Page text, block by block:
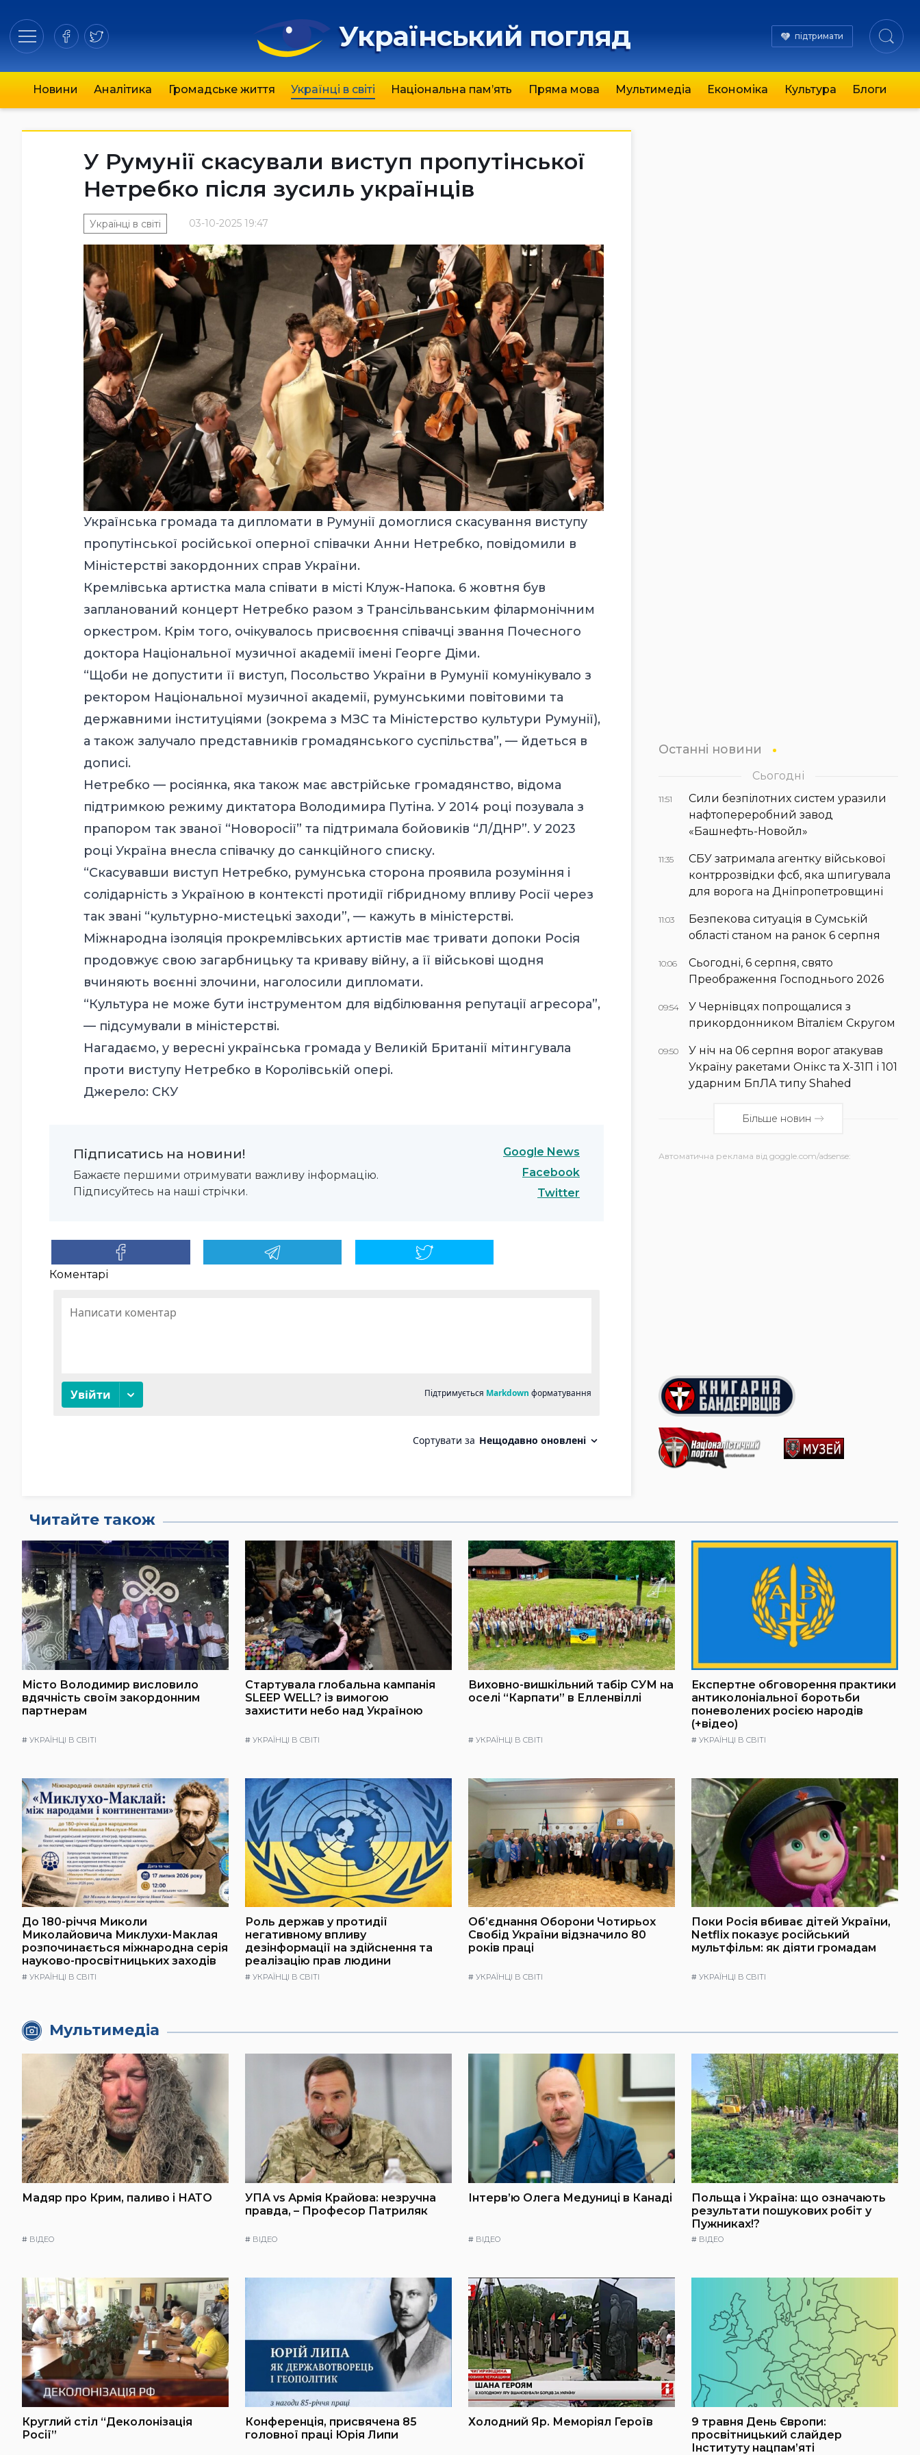
Український погляд підтримати
Новини Аналітика Громадське життя Українці в світі Національна пам’ять Пряма мова Мультимедіа Економіка Культура Блоги
У Румунії скасували виступ пропутінської
Нетребко після зусиль українців
03-10-2025 19:47
Українці в світі
Українська громада та дипломати в Румунії домоглися скасування виступу
пропутінської російської оперної співачки Анни Нетребко, повідомили в
Міністерстві закордонних справ України.
Кремлівська артистка мала співати в місті Клуж-Напока. 6 жовтня був
запланований концерт Нетребко разом з Трансільванським філармонічним
оркестром. Крім того, очікувалось присвоєння співачці звання Почесного
доктора Національної музичної академії імені Георге Діми.
“Щоби не допустити її виступ, Посольство України в Румунії комунікувало з
ректором Національної музичної академії, румунськими повітовими та
державними інституціями (зокрема з МЗС та Міністерство культури Румунії),
а також залучало представників громадянського суспільства”, — йдеться в
дописі.
Нетребко — росіянка, яка також має австрійське громадянство, відома
підтримкою режиму диктатора Володимира Путіна. У 2014 році позувала з
прапором так званої “Новоросії” та підтримала бойовиків “Л/ДНР”. У 2023
році Україна внесла співачку до санкційного списку.
“Скасувавши виступ Нетребко, румунська сторона проявила розуміння і
солідарність з Україною в контексті протидії гібридному впливу Росії через
так звані “культурно-мистецькі заходи”, — кажуть в міністерстві.
Міжнародна ізоляція прокремлівських артистів має тривати допоки Росія
продовжує свою загарбницьку та криваву війну, а її військові щодня
вчиняють воєнні злочини, наголосили дипломати.
“Культура не може бути інструментом для відбілювання репутації агресора”,
— підсумували в міністерстві.
Нагадаємо, у вересні українська громада у Великій Британії мітингувала
проти виступу Нетребко в Королівській опері.
Джерело: СКУ
Підписатись на новини!
Бажаєте першими отримувати важливу інформацію.
Підписуйтесь на наші стрічки.
Google News
Facebook
Twitter
Коментарі
Останні новини
Сьогодні
11:51
Сили безпілотних систем уразили
нафтопереробний завод
«Башнефть-Новойл»
11:35
СБУ затримала агентку військової
контррозвідки фсб, яка шпигувала
для ворога на Дніпропетровщині
11:03
Безпекова ситуація в Сумській
області станом на ранок 6 серпня
10:06
Сьогодні, 6 серпня, свято
Преображення Господнього 2026
09:54
У Чернівцях попрощалися з
прикордонником Віталієм Скругом
09:50
У ніч на 06 серпня ворог атакував
Україну ракетами Онікс та Х-31П і 101
ударним БпЛА типу Shahed
Більше новин
Автоматична реклама від goggle.com/adsense:
Читайте також
Місто Володимир висловило
вдячність своїм закордонним
партнерам
# УКРАЇНЦІ В СВІТІ
Стартувала глобальна кампанія
SLEEP WELL? із вимогою
захистити небо над Україною
# УКРАЇНЦІ В СВІТІ
Виховно-вишкільний табір СУМ на
оселі “Карпати” в Елленвіллі
# УКРАЇНЦІ В СВІТІ
Експертне обговорення практики
антиколоніальної боротьби
поневолених росією народів
(+відео)
# УКРАЇНЦІ В СВІТІ
До 180-річчя Миколи
Миколайовича Миклухи-Маклая
розпочинається міжнародна серія
науково-просвітницьких заходів
# УКРАЇНЦІ В СВІТІ
Роль держав у протидії
негативному впливу
дезінформації на здійснення та
реалізацію прав людини
# УКРАЇНЦІ В СВІТІ
Об’єднання Оборони Чотирьох
Свобід України відзначило 80
років праці
# УКРАЇНЦІ В СВІТІ
Поки Росія вбиває дітей України,
Netflix показує російський
мультфільм: як діяти громадам
# УКРАЇНЦІ В СВІТІ
Мультимедіа
Мадяр про Крим, паливо і НАТО
# ВІДЕО
УПА vs Армія Крайова: незручна
правда, – Професор Патриляк
# ВІДЕО
Інтерв’ю Олега Медуниці в Канаді
# ВІДЕО
Польща і Україна: що означають
результати пошукових робіт у
Пужниках!?
# ВІДЕО
Круглий стіл “Деколонізація
Росії”
Конференція, присвячена 85
головної праці Юрія Липи
Холодний Яр. Меморіял Героїв
9 травня День Європи:
просвітницький слайдер
Інституту нацпам’яті